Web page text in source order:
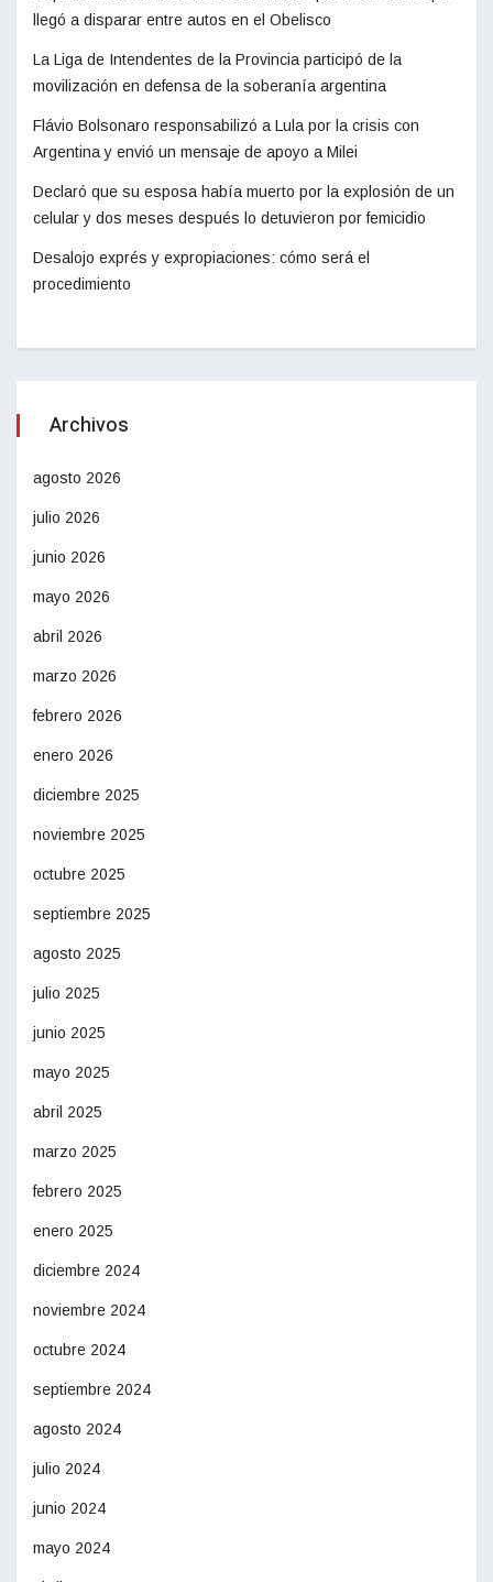
llegó a disparar entre autos en el Obelisco
La Liga de Intendentes de la Provincia participó de la
movilización en defensa de la soberanía argentina
Flávio Bolsonaro responsabilizó a Lula por la crisis con
Argentina y envió un mensaje de apoyo a Milei
Declaró que su esposa había muerto por la explosión de un
celular y dos meses después lo detuvieron por femicidio
Desalojo exprés y expropiaciones: cómo será el
procedimiento
Archivos
agosto 2026
julio 2026
junio 2026
mayo 2026
abril 2026
marzo 2026
febrero 2026
enero 2026
diciembre 2025
noviembre 2025
octubre 2025
septiembre 2025
agosto 2025
julio 2025
junio 2025
mayo 2025
abril 2025
marzo 2025
febrero 2025
enero 2025
diciembre 2024
noviembre 2024
octubre 2024
septiembre 2024
agosto 2024
julio 2024
junio 2024
mayo 2024